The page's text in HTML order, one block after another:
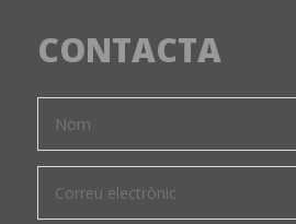
CONTACTA